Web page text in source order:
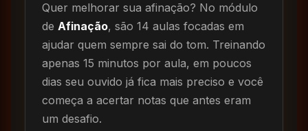
Quer melhorar sua afinação? No módulo
de Afinação, são 14 aulas focadas em
ajudar quem sempre sai do tom. Treinando
apenas 15 minutos por aula, em poucos
dias seu ouvido já fica mais preciso e você
começa a acertar notas que antes eram
um desafio.